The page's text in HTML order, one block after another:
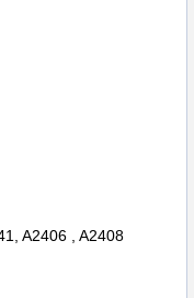
A2406 , A2408